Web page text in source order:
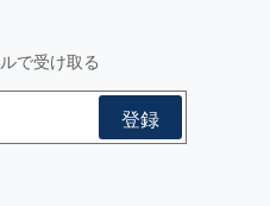
で受け取る